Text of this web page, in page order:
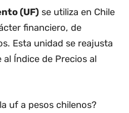
(UF) se utiliza en Chile
financiero, de
Esta unidad se reajusta
Índice de Precios al
uf a pesos chilenos?